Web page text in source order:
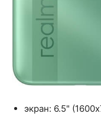
экран: 6.5"